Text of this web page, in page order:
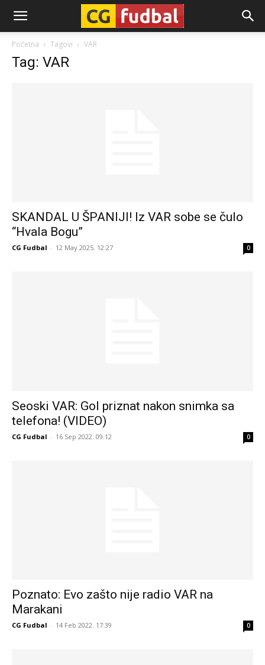
CG-
Fudbal
Početna Tagovi VAR
Tag: VAR
SKANDAL U ŠPANIJI! Iz VAR sobe se čulo
“Hvala Bogu”
CG Fudbal - 12 May 2025. 12:27 0
Seoski VAR: Gol priznat nakon snimka sa
telefona! (VIDEO)
CG Fudbal - 16 Sep 2022. 09:12 0
Poznato: Evo zašto nije radio VAR na
Marakani
CG Fudbal - 14 Feb 2022. 17:39 0